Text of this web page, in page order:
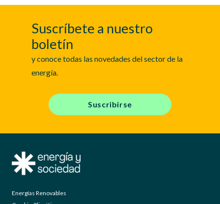
Suscríbete a nuestro
boletín
y conoce todas las novedades del sector de la
energía.
Suscribirse
Energías Renovables